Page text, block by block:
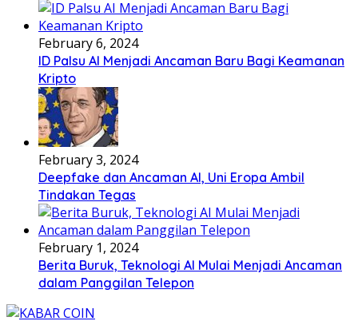
February 6, 2024
ID Palsu AI Menjadi Ancaman Baru Bagi Keamanan
Kripto
February 3, 2024
Deepfake dan Ancaman AI, Uni Eropa Ambil
Tindakan Tegas
February 1, 2024
Berita Buruk, Teknologi AI Mulai Menjadi Ancaman
dalam Panggilan Telepon